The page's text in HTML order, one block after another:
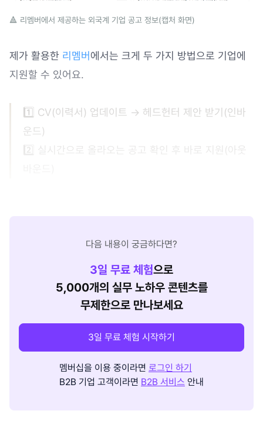
🔺 리멤버에서 제공하는 외국계 기업 공고 정보(캡처 화면)
제가 활용한 리멤버에서는 크게 두 가지 방법으로 기업에
지원할 수 있어요.
1️⃣ CV(이력서) 업데이트 → 헤드헌터 제안 받기(인바
운드)
2️⃣ 실시간으로 올라오는 공고 확인 후 바로 지원(아웃
다음 내용이 궁금하다면?
3일 무료 체험으로
5,000개의 실무 노하우 콘텐츠를
무제한으로 만나보세요
3일 무료 체험 시작하기
멤버십을 이용 중이라면 로그인 하기
B2B 기업 고객이라면 B2B 서비스 안내